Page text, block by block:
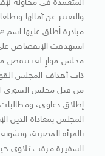
المتعمدة فى محاولة
والتعبير عن آمالها
مبادرة اُطلق عليها اسم
استهدفت الإنقضاض
مجلس موازٍ له ينتقص
ذات أهداف المجلس
من قبل مجلس الشورى
إطلاق دعاوى،
المجلس بمعاداة الدين
بالمرأة المصرية،
السفيرة مرفت تلاوى